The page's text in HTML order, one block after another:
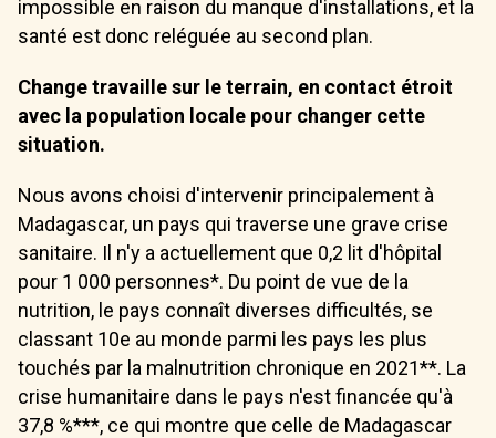
impossible en raison du manque d'installations, et la
santé est donc reléguée au second plan.
Change travaille sur le terrain, en contact étroit
avec la population locale pour changer cette
situation.
Nous avons choisi d'intervenir principalement à
Madagascar, un pays qui traverse une grave crise
sanitaire. Il n'y a actuellement que 0,2 lit d'hôpital
pour 1 000 personnes*. Du point de vue de la
nutrition, le pays connaît diverses difficultés, se
classant 10e au monde parmi les pays les plus
touchés par la malnutrition chronique en 2021**. La
crise humanitaire dans le pays n'est financée qu'à
37,8 %***, ce qui montre que celle de Madagascar